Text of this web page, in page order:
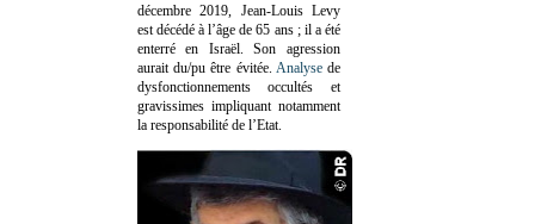
décembre 2019, Jean-Louis Levy
est décédé à l’âge de 65 ans ; il a été
enterré en Israël. Son agression
aurait du/pu être évitée. Analysede
dysfonctionnements occultés et
gravissimes impliquant notamment
la responsabilité de l’Etat.